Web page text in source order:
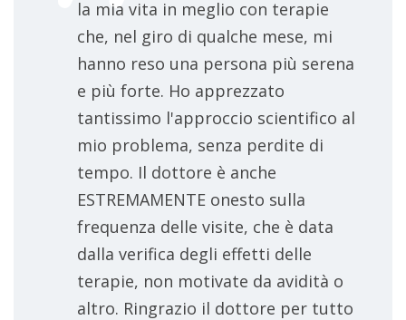
la mia vita in meglio con terapie
che, nel giro di qualche mese, mi
hanno reso una persona più serena
e più forte. Ho apprezzato
tantissimo l'approccio scientifico al
mio problema, senza perdite di
tempo. Il dottore è anche
ESTREMAMENTE onesto sulla
frequenza delle visite, che è data
dalla verifica degli effetti delle
terapie, non motivate da avidità o
altro. Ringrazio il dottore per tutto